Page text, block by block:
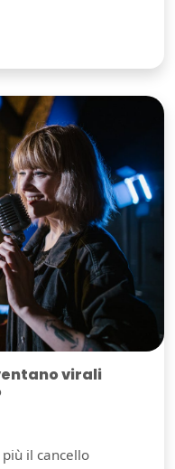
virali
il cancello